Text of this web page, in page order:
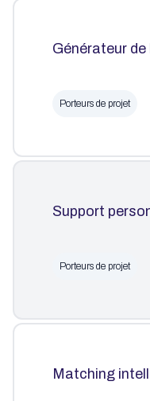
Générateur de
Porteurs de projet
Support
Porteurs de projet
Matching